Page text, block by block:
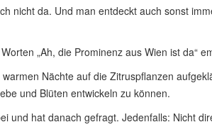
nicht da. Und man entdeckt auch sonst
„Ah, die Prominenz aus Wien ist da“
Nächte auf die Zitruspflanzen
und Blüten entwickeln zu können.
und hat danach gefragt. Jedenfalls: Nicht